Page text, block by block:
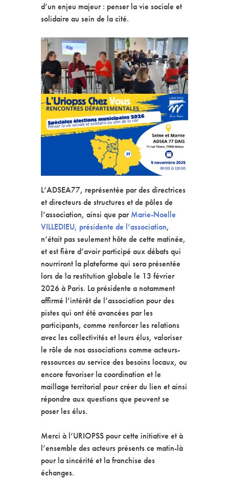
d’un enjeu majeur : penser la vie sociale et
solidaire au sein de la cité.
L’ADSEA77, représentée par des directrices
et directeurs de structures et de pôles de
l’association, ainsi que parMarie-Noelle
VILLEDIEU, présidente de l’association,
n’était pas seulement hôte de cette matinée,
et est fière d’avoir participé aux débats qui
nourriront la plateforme qui sera présentée
lors de la restitution globale le 13 février
2026 à Paris. La présidente a notamment
affirmé l’intérêt de l’association pour des
pistes qui ont été avancées par les
participants, comme renforcer les relations
avec les collectivités et leurs élus, valoriser
le rôle de nos associations comme acteurs-
ressources au service des besoins locaux, ou
encore favoriser la coordination et le
maillage territorial pour créer du lien et ainsi
répondre aux questions que peuvent se
poser les élus.
Merci à l’URIOPSS pour cette initiative et à
l’ensemble des acteurs présents ce matin-là
pour la sincérité et la franchise des
échanges.